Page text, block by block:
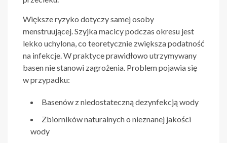
Większe ryzyko dotyczy samej osoby
menstruującej. Szyjka macicy podczas okresu jest
lekko uchylona, co teoretycznie zwiększa podatność
na infekcje. W praktyce prawidłowo utrzymywany
basen nie stanowi zagrożenia. Problem pojawia się
w przypadku:
Basenów z niedostateczną dezynfekcją wody
Zbiorników naturalnych o nieznanej jakości
wody